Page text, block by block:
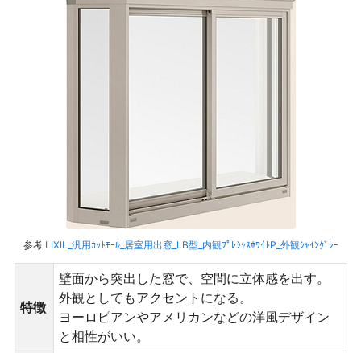
参考:LIXIL_汎用ｶｯﾄﾓｰﾙ_居室用出窓_LB型_内観ﾌﾟﾚｼｬｽﾎﾜｲﾄP_外観ｼｬｲﾝｸﾞﾚｰ
特徴
壁面から突出した窓で、空間に立体感を出す。
外観としてもアクセントになる。
ヨーロピアンやアメリカンなどの洋風デザイン
と相性がいい。